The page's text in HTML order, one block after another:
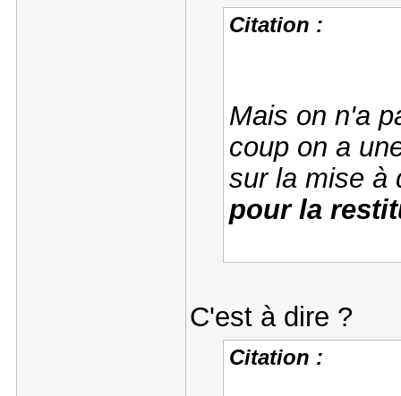
Citation :
Mais on n'a
coup on a
sur la mise à
pour la
C'est à dire ?
Citation :